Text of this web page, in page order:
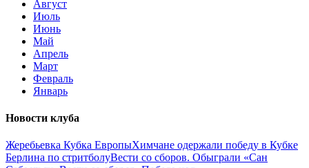
Август
Июль
Июнь
Май
Апрель
Март
Февраль
Январь
Новости клуба
Жеребьевка Кубка ЕвропыХимчане одержали победу в Кубке
Берлина по стритболуВести со сборов. Обыграли «Сан